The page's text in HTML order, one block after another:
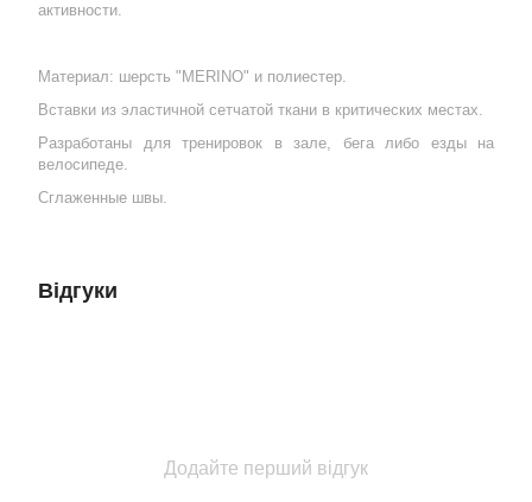
активности.
Материал: шерсть "MERINO" и полиестер.
Вставки из эластичной сетчатой ткани в критических местах.
Разработаны для тренировок в зале, бега либо езды на
велосипеде.
Сглаженные швы.
Відгуки
Додайте перший відгук